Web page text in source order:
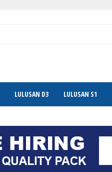
LULUSAN D3 LULUSAN S1